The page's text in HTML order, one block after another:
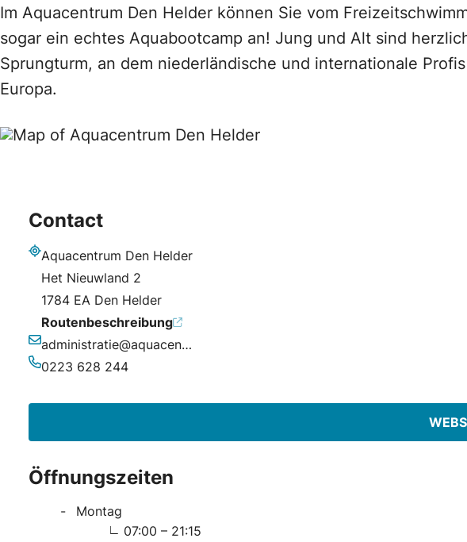
Im Aquacentrum Den Helder können Sie vom
sogar ein echtes Aquabootcamp an! Jung und Alt sind
Sprungturm, an dem niederländische und internationale
Europa.
Contact
Adresse
Aquacentrum Den Helder
Het Nieuwland 2
1784 EA Den Helder
Routenbeschreibung
E-Mail-Adresse
administratie@aquacentrumdenhelder.nl
0223 628 244
Öffnungszeiten
Montag
07:00 – 21:15